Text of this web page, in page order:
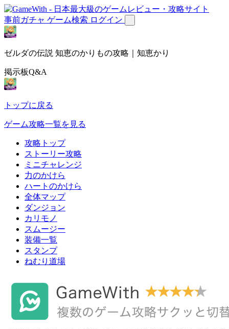
事前ガチャ ゲーム検索 ログイン
ゼルダの伝説 知恵のかりもの攻略｜知恵かり
掲示板Q&A
トップに戻る
ゲーム攻略一覧を見る
攻略トップ
ストーリー攻略
ミニチャレンジ
力のかけら
ハートのかけら
全体マップ
ダンジョン
カリモノ
スムージー
装備一覧
スタンプ
ねむり道場